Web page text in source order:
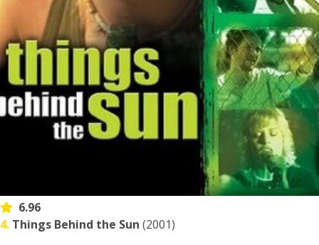
6.96
4. Things Behind the Sun (2001)